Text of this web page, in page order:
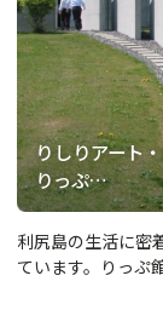
りしりアート
りっぷ…
利尻島の生活に密
ています。りっぷ